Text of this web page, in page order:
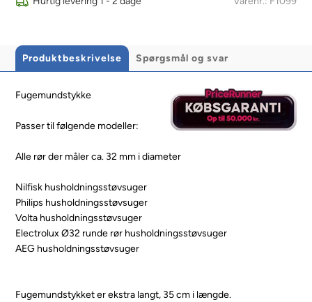
Produktbeskrivelse Spørgsmål og svar
Fugemundstykke
Passer til følgende modeller:
Alle rør der måler ca. 32 mm i diameter
Nilfisk husholdningsstøvsuger
Philips husholdningsstøvsuger
Volta husholdningsstøvsuger
Electrolux Ø32 runde rør husholdningsstøvsuger
AEG husholdningsstøvsuger
Fugemundstykket er ekstra langt, 35 cm i længde.